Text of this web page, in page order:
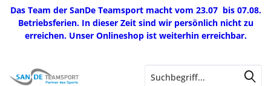
Das Team der SanDe Teamsport macht vom 23.07 bis 07.08.
Betriebsferien. In dieser Zeit sind wir persönlich nicht zu
erreichen. Unser Onlineshop ist weiterhin erreichbar.